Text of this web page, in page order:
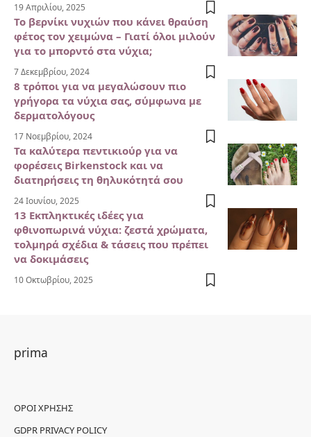
19 Απριλίου, 2025
Το βερνίκι νυχιών που κάνει θραύση
φέτος τον χειμώνα – Γιατί όλοι μιλούν
για το μπορντό στα νύχια;
7 Δεκεμβρίου, 2024
8 τρόποι για να μεγαλώσουν πιο
γρήγορα τα νύχια σας, σύμφωνα με
δερματολόγους
17 Νοεμβρίου, 2024
Τα καλύτερα πεντικιούρ για να
φορέσεις Birkenstock και να
διατηρήσεις τη θηλυκότητά σου
24 Ιουνίου, 2025
13 Εκπληκτικές ιδέες για
φθινοπωρινά νύχια: ζεστά χρώματα,
τολμηρά σχέδια & τάσεις που πρέπει
να δοκιμάσεις
10 Οκτωβρίου, 2025
prima
ΌΡΟΙ ΧΡΉΣΗΣ
GDPR PRIVACY POLICY